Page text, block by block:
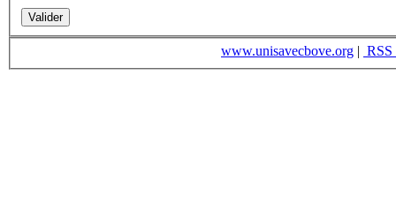
www.unisavecbove.org | RSS